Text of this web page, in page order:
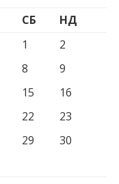
СБ
НД
1
2
8
9
15
16
22
23
29
30